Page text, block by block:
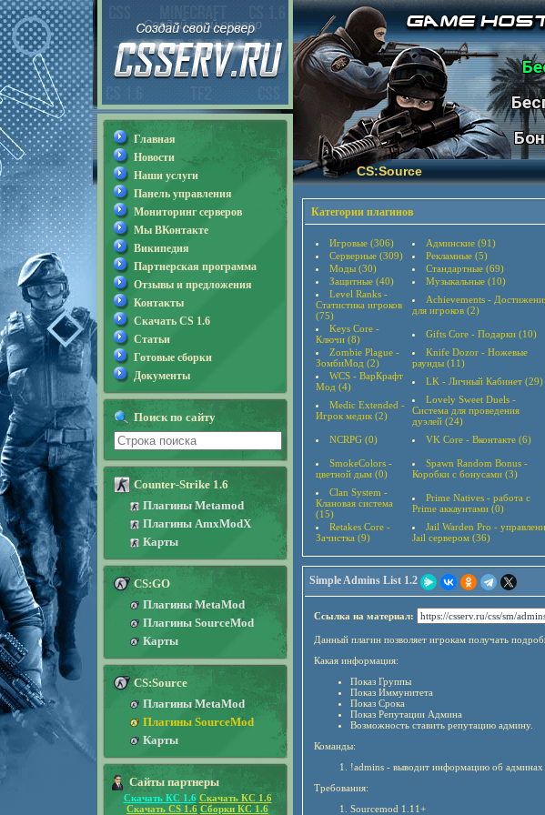
CS:Source
Категории плагинов
Игровые (306) Админские (91)
Серверные (309)
Рекламные (5)
Моды (30)
Стандартные (69)
Защитные (40)
Музыкальные (10)
Level Ranks -
Статистика игроков
(75)
Achievements -
для игроков (2)
Keys Core -
Ключи (8)
Gifts Core - Подарки (10)
Zombie Plague -
ЗомбиМод (2)
Knife Dozor - Ножевые
раунды (11)
WCS - ВарКрафт
Мод (4)
LK - Личный Кабинет (29)
Medic Extended -
Игрок медик (2)
Lovely Sweet Duels -
Система для проведения
дуэлей (24)
NCRPG (0) VK Core - Вконтакте (6)
SmokeColors -
цветной дым (0)
Spawn Random Bonus -
Коробки с бонусами (3)
Clan System -
Клановая система
(15)
Prime Natives - работа с
Prime аккаунтами (0)
Retakes Core -
Зачистка (9)
Jail Warden Pro -
Jail сервером (36)
Simple Admins List 1.2
Ссылка на материал:
Данный плагин позволяет игрокам получать
Какая информация:
Показ Группы
Показ Иммунитета
Показ Срока
Показ Репутации Админа
Возможность ставить репутацию админу.
Команды:
!admins - выводит информацию об админах
Требования:
Sourcemod 1.11+
Главная
Новости
Наши услуги
Панель управления
Мониторинг серверов
Мы ВКонтакте
Википедия
Партнерская программа
Отзывы и предложения
Контакты
Скачать CS 1.6
Статьи
Готовые сборки
Документы
Поиск по сайту
Counter-Strike 1.6
Плагины Metamod
Плагины AmxModX
Карты
CS:GO
Плагины MetaMod
Плагины SourceMod
Карты
CS:Source
Плагины MetaMod
Плагины SourceMod
Карты
Сайты партнеры
Скачать КС 1.6 Скачать КС 1.6
Скачать CS 1.6 Сборки КС 1.6